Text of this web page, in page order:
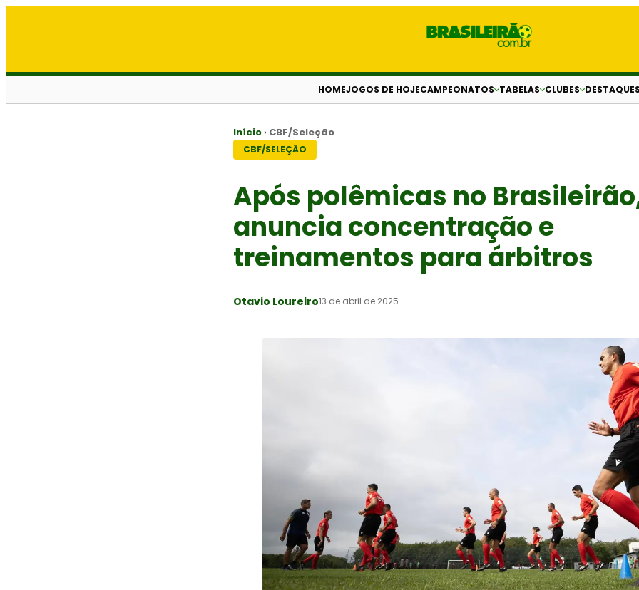
HOMEJOGOS DE HOJECAMPEONATOS TABELAS CLUBES
Início › CBF/Seleção
CBF/SELEÇÃO
Após polêmicas no
anuncia concentração e
treinamentos para árbitros
Otavio Loureiro13 de abril de 2025